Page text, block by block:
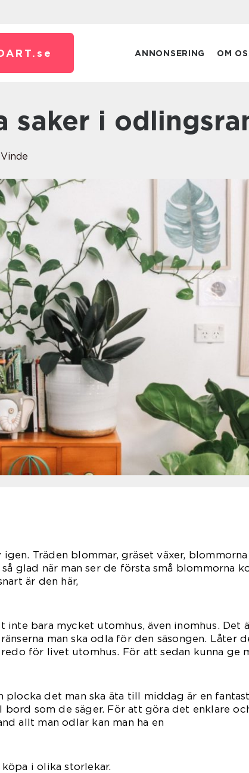
se ANNONSERING OM
saker i
Träden blommar, gräset växer,
glad när man ser de första små blommorna
är den här,
inte bara mycket utomhus, även inomhus. Det
man ska odla för den säsongen. Låter
för livet utomhus. För att sedan kunna ge
plocka det man ska äta till middag är en
bord som de säger. För att göra det enklare
allt man odlar kan man ha en
i olika storlekar.